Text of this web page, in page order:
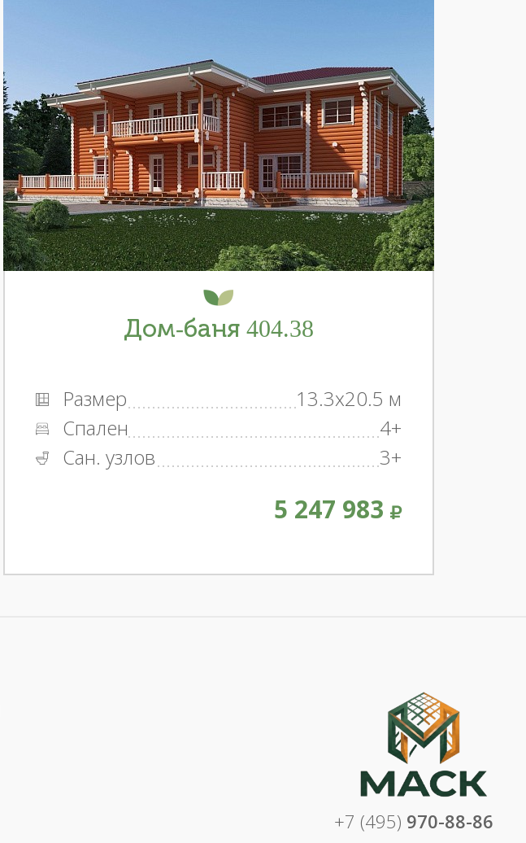
Дом-баня 404.38
Размер
13.3x20.5 м
Спален
4+
Сан. узлов
3+
5 247 983
+7 (495) 970-88-86